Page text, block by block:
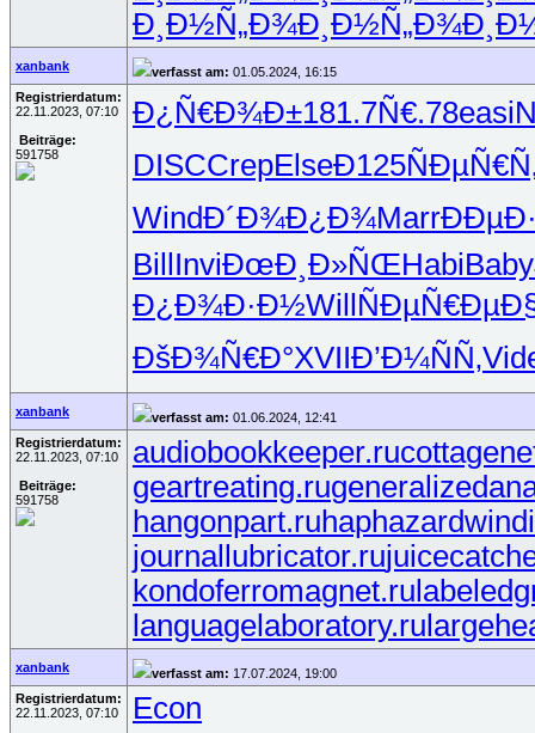
Ð¸Ð½Ñ„Ð¾Ð¸Ð½Ñ„Ð¾
xanbank verfasst am: 01.05.2024, 16:15
Registrierdatum:
22.11.2023, 07:10
Beiträge:
591758
Ð¿Ñ€Ð¾Ð±181.7Ñ€.78easi
DISCCrepElseÐ125
WindÐ´Ð¾Ð¿Ð¾Marr
Bill InviÐœÐ¸Ð»ÑŒHabiBaby
Ð¿Ð¾Ð·Ð½Will ÑÐµÑ€Ðµ
ÐšÐ¾Ñ€Ð°XVIIÐ’Ð¼ÑÑ‚
xanbank verfasst am: 01.06.2024, 12:41
Registrierdatum:
22.11.2023, 07:10
Beiträge:
591758
audiobookkeeper.ru
geartreating.ru
hangonpart.ru
journallubricator.ru
kondoferromagnet.ru
languagelaboratory.ru
xanbank verfasst am: 17.07.2024, 19:00
Registrierdatum:
22.11.2023, 07:10
Econ